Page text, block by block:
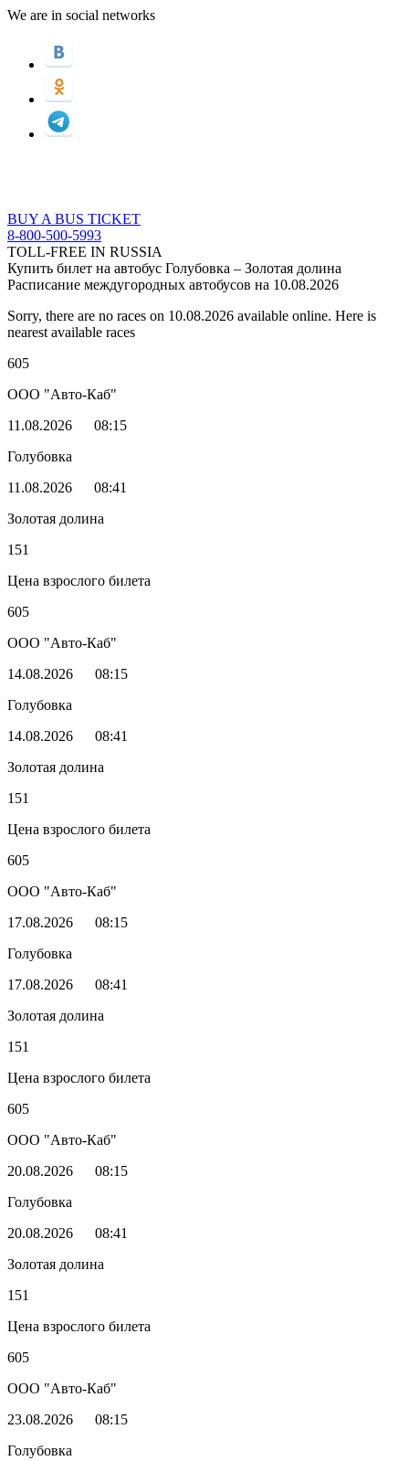
We are in social networks
BUY A BUS TICKET
8-800-500-5993
TOLL-FREE IN RUSSIA
Купить билет на автобус Голубовка – Золотая долина
Расписание междугородных автобусов на 10.08.2026
Sorry, there are no races on 10.08.2026 available online. Here is
nearest available races
605
ООО "Авто-Каб"
11.08.2026
08:15
Голубовка
11.08.2026
08:41
Золотая долина
151
Цена взрослого билета
605
ООО "Авто-Каб"
14.08.2026
08:15
Голубовка
14.08.2026
08:41
Золотая долина
151
Цена взрослого билета
605
ООО "Авто-Каб"
17.08.2026
08:15
Голубовка
17.08.2026
08:41
Золотая долина
151
Цена взрослого билета
605
ООО "Авто-Каб"
20.08.2026
08:15
Голубовка
20.08.2026
08:41
Золотая долина
151
Цена взрослого билета
605
ООО "Авто-Каб"
23.08.2026
08:15
Голубовка